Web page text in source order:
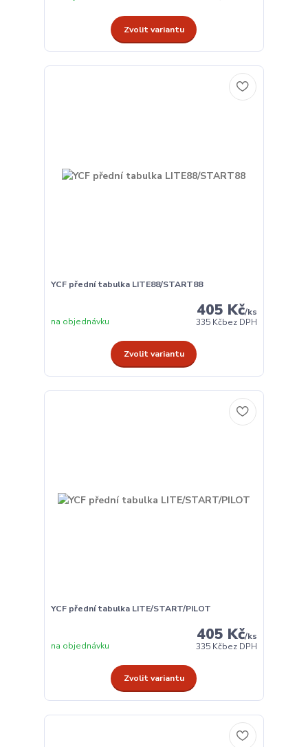
Zvolit variantu
YCF přední tabulka LITE88/START88
405 Kč/ks
335 Kčbez DPH
na objednávku
Zvolit variantu
YCF přední tabulka LITE/START/PILOT
405 Kč/ks
335 Kčbez DPH
na objednávku
Zvolit variantu